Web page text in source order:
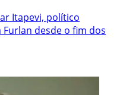
Itapevi, político
desde o fim dos